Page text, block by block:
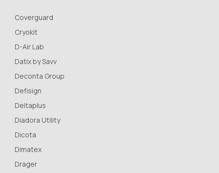
Coverguard
Cryokit
D-Air Lab
Datix by Savv
Deconta Group
Defisign
Deltaplus
Diadora Utility
Dicota
Dimatex
Drager